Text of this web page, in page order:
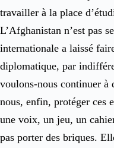
travailler à la place
L’Afghanistan n’est pas
internationale a laissé
diplomatique, par
voulons-nous continuer à
nous, enfin, protéger ces
une voix, un jeu, un
pas porter des briques.